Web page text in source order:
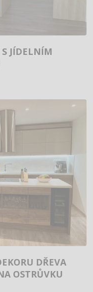
JÍDELNÍM
DŘEVA
OSTRŮVKU